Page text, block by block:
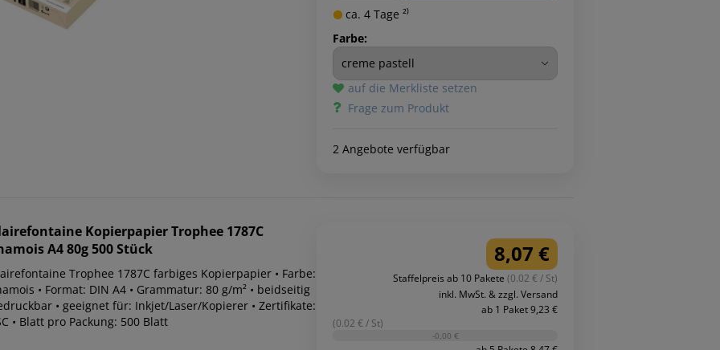
ca. 4 Tage ²⁾
Farbe:
auf die Merkliste setzen
Frage zum Produkt
2 Angebote verfügbar
Kopierpapier Trophee 1787C
A4 80g 500 Stück
Trophee 1787C farbiges Kopierpapier • Farbe:
• Format: DIN A4 • Grammatur: 80 g/m² • beidseitig
• geeignet für: Inkjet/Laser/Kopierer • Zertifikate:
• Blatt pro Packung: 500 Blatt
8,07 €
Staffelpreis ab 10 Pakete (0.02 € / St)
inkl. MwSt. & zzgl. Versand
ab 1 Paket 9,23 €
(0.02 € / St)
-0,00 €